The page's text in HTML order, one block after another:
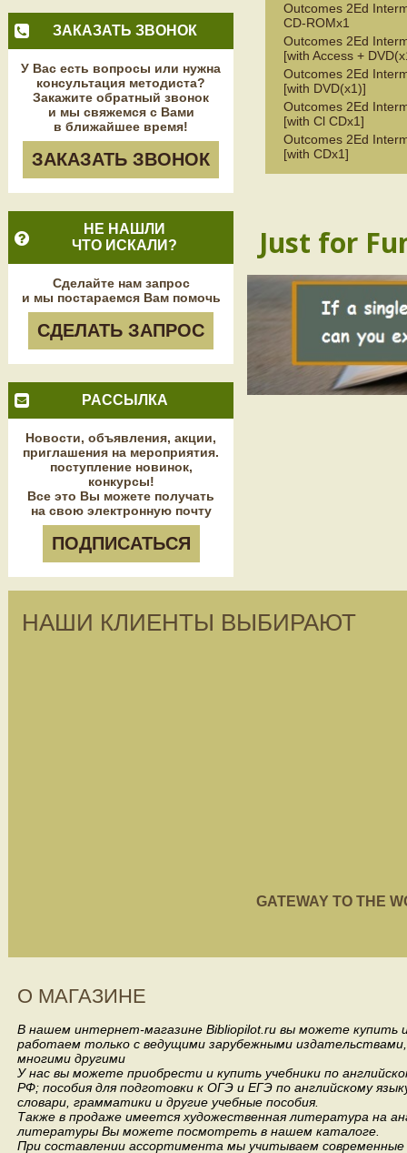
ЗАКАЗАТЬ ЗВОНОК
У Вас есть вопросы или нужна
консультация методиста?
Закажите обратный звонок
и мы свяжемся с Вами
в ближайшее время!
ЗАКАЗАТЬ ЗВОНОК
НЕ НАШЛИ
ЧТО ИСКАЛИ?
Сделайте нам запрос
и мы постараемся Вам помочь
СДЕЛАТЬ ЗАПРОС
РАССЫЛКА
Новости, объявления, акции,
приглашения на мероприятия.
поступление новинок,
конкурсы!
Все это Вы можете получать
на свою электронную почту
ПОДПИСАТЬСЯ
Outcomes 2Ed
CD-ROMx1
Outcomes 2Ed
[with Access +
Outcomes 2Ed
[with DVD(x1)]
Outcomes 2Ed
[with Cl CDx1]
Outcomes 2Ed
[with CDx1]
Just for
НАШИ КЛИЕНТЫ ВЫБИРАЮТ
GATEWAY TO THE
О МАГАЗИНЕ
В нашем интернет-магазине Bibliopilot.ru вы можете купить
работаем только с ведущими зарубежными издательствами,
многими другими
У нас вы можете приобрести и купить учебники по
РФ; пособия для подготовки к ОГЭ и ЕГЭ по английскому
словари, грамматики и другие учебные пособия.
Также в продаже имеется художественная литература на
литературы Вы можете посмотреть в нашем каталоге.
При составлении ассортимента мы учитываем